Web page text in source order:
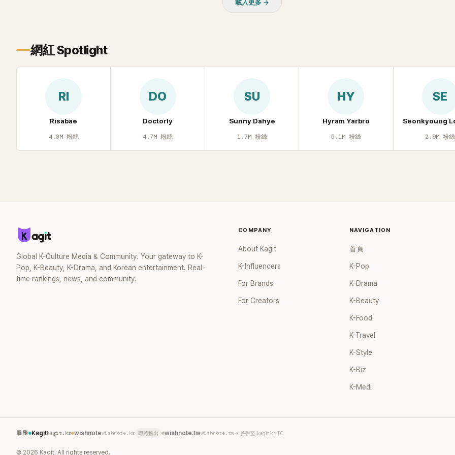
載入更多 →
網紅 Spotlight
RI
Risabae
4.0M 粉絲
DO
Doctorly
4.7M 粉絲
SU
Sunny Dahye
1.7M 粉絲
HY
Hyram Yarbro
5.1M 粉絲
SE
Seonkyoung
2.9M 粉絲
Global K-Culture Media & Community. Your gateway to K-
Pop, K-Beauty, K-Drama, and Korean entertainment. Real-
time rankings, news, and community.
COMPANY
About Kagit
K-Influencers
For Brands
For Creators
NAVIGATION
首頁
K-Pop
K-Drama
K-Beauty
K-Food
K-Travel
K-Style
K-Biz
K-Medi
服務 Kagitkagit.kr wishnotewishnote.kr 即將推出 wishnote.twwishnote.tw→ 整併至 kagit.kr TC
© 2026 Kagit. All rights reserved.